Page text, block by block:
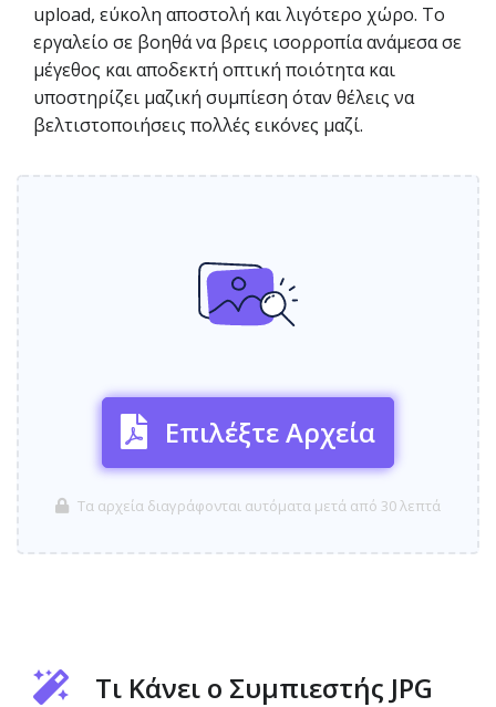
upload, εύκολη αποστολή και λιγότερο χώρο. Το
εργαλείο σε βοηθά να βρεις ισορροπία ανάμεσα σε
μέγεθος και αποδεκτή οπτική ποιότητα και
υποστηρίζει μαζική συμπίεση όταν θέλεις να
βελτιστοποιήσεις πολλές εικόνες μαζί.
Επιλέξτε Αρχεία
Τα αρχεία διαγράφονται αυτόματα μετά από 30 λεπτά
Τι Κάνει ο Συμπιεστής JPG